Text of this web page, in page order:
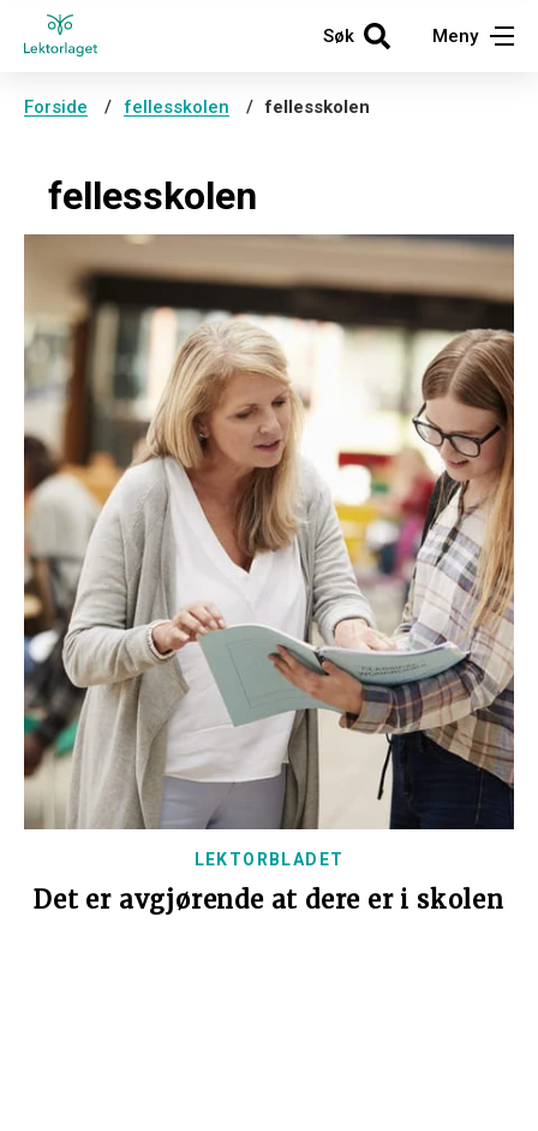
Søk Meny
Forside fellesskolen fellesskolen
fellesskolen
LEKTORBLADET
Det er avgjørende at dere er i skolen